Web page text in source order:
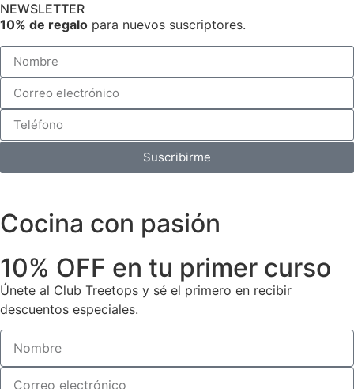
NEWSLETTER
10% de regalo para nuevos suscriptores.
Suscribirme
Cocina con pasión
10% OFF en tu primer curso
Únete al Club Treetops y sé el primero en recibir
descuentos especiales.